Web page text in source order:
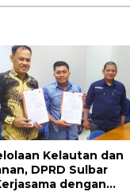
Kelautan dan
DPRD Sulbar
dengan